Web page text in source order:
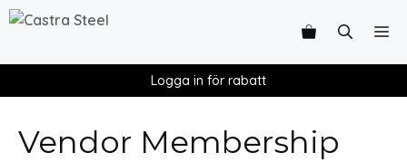
Logga in för rabatt
Vendor Membership